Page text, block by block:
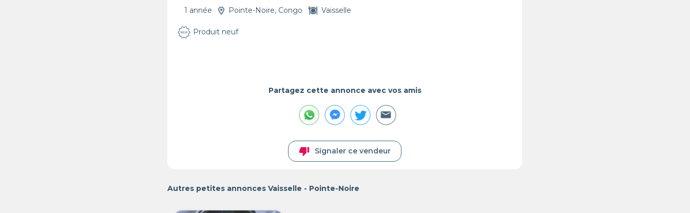
1 année Pointe-Noire, Congo Vaisselle
Produit neuf
Partagez cette annonce avec vos amis
thumb_down Signaler ce vendeur
Autres petites annonces Vaisselle - Pointe-Noire